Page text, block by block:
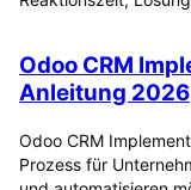
Odoo CRM
Anleitung 2026
Odoo CRM
Prozess für